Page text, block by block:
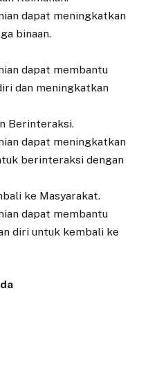
dapat meningkatkan
binaan.
dapat membantu
dan meningkatkan
Berinteraksi.
dapat meningkatkan
berinteraksi dengan
ke Masyarakat.
dapat membantu
diri untuk kembali ke